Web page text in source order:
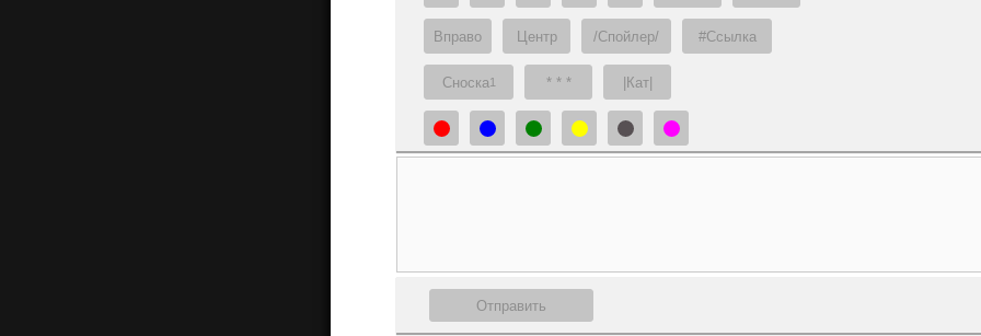
Вправо Центр /Спойлер/ #Ссылка
Сноска1 * * * |Кат|